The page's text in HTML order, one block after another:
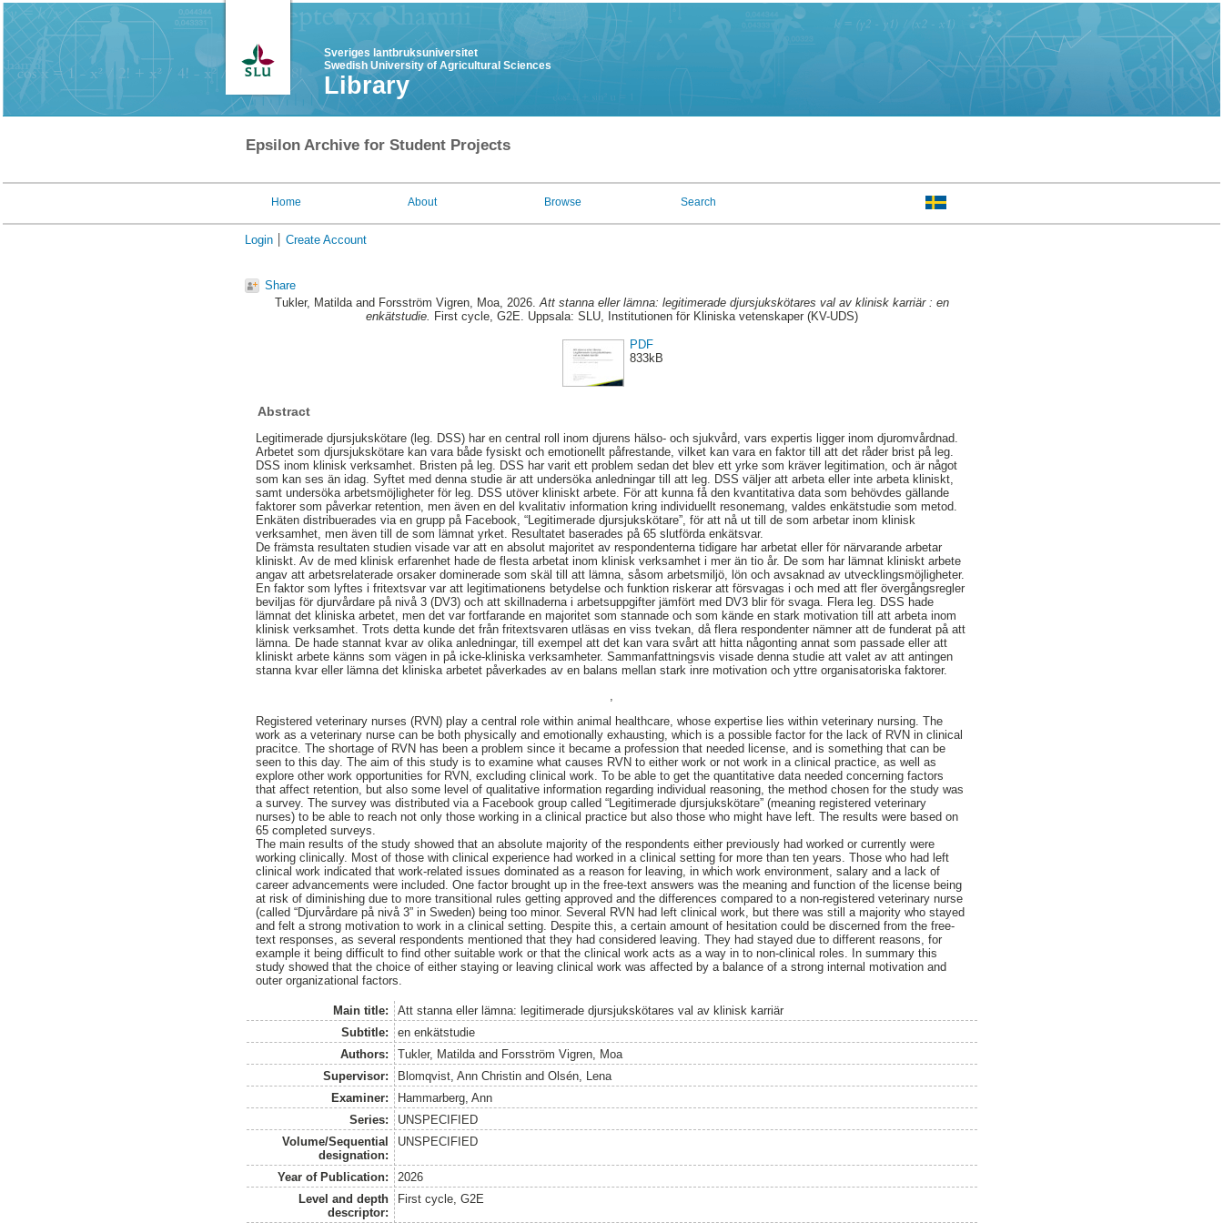
Sveriges lantbruksuniversitet
Swedish University of Agricultural Sciences
Library
Epsilon Archive for Student Projects
Home About Browse Search
Login Create Account
Share
Tukler, Matildaand Forsström Vigren, Moa, 2026.Att stanna eller lämna: legitimerade djursjukskötares val av klinisk karriär : en
enkätstudie. First cycle, G2E. Uppsala: SLU, Institutionen för Kliniska vetenskaper (KV-UDS)
PDF
833kB
Abstract
Legitimerade djursjukskötare (leg. DSS) har en central roll inom djurens hälso- och sjukvård, vars expertis ligger inom djuromvårdnad.
Arbetet som djursjukskötare kan vara både fysiskt och emotionellt påfrestande, vilket kan vara en faktor till att det råder brist på leg.
DSS inom klinisk verksamhet. Bristen på leg. DSS har varit ett problem sedan det blev ett yrke som kräver legitimation, och är något
som kan ses än idag. Syftet med denna studie är att undersöka anledningar till att leg. DSS väljer att arbeta eller inte arbeta kliniskt,
samt undersöka arbetsmöjligheter för leg. DSS utöver kliniskt arbete. För att kunna få den kvantitativa data som behövdes gällande
faktorer som påverkar retention, men även en del kvalitativ information kring individuellt resonemang, valdes enkätstudie som metod.
Enkäten distribuerades via en grupp på Facebook, “Legitimerade djursjukskötare”, för att nå ut till de som arbetar inom klinisk
verksamhet, men även till de som lämnat yrket. Resultatet baserades på 65 slutförda enkätsvar.
De främsta resultaten studien visade var att en absolut majoritet av respondenterna tidigare har arbetat eller för närvarande arbetar
kliniskt. Av de med klinisk erfarenhet hade de flesta arbetat inom klinisk verksamhet i mer än tio år. De som har lämnat kliniskt arbete
angav att arbetsrelaterade orsaker dominerade som skäl till att lämna, såsom arbetsmiljö, lön och avsaknad av utvecklingsmöjligheter.
En faktor som lyftes i fritextsvar var att legitimationens betydelse och funktion riskerar att försvagas i och med att fler övergångsregler
beviljas för djurvårdare på nivå 3 (DV3) och att skillnaderna i arbetsuppgifter jämfört med DV3 blir för svaga. Flera leg. DSS hade
lämnat det kliniska arbetet, men det var fortfarande en majoritet som stannade och som kände en stark motivation till att arbeta inom
klinisk verksamhet. Trots detta kunde det från fritextsvaren utläsas en viss tvekan, då flera respondenter nämner att de funderat på att
lämna. De hade stannat kvar av olika anledningar, till exempel att det kan vara svårt att hitta någonting annat som passade eller att
kliniskt arbete känns som vägen in på icke-kliniska verksamheter. Sammanfattningsvis visade denna studie att valet av att antingen
stanna kvar eller lämna det kliniska arbetet påverkades av en balans mellan stark inre motivation och yttre organisatoriska faktorer.
Registered veterinary nurses (RVN) play a central role within animal healthcare, whose expertise lies within veterinary nursing. The
work as a veterinary nurse can be both physically and emotionally exhausting, which is a possible factor for the lack of RVN in clinical
pracitce. The shortage of RVN has been a problem since it became a profession that needed license, and is something that can be
seen to this day. The aim of this study is to examine what causes RVN to either work or not work in a clinical practice, as well as
explore other work opportunities for RVN, excluding clinical work. To be able to get the quantitative data needed concerning factors
that affect retention, but also some level of qualitative information regarding individual reasoning, the method chosen for the study was
a survey. The survey was distributed via a Facebook group called “Legitimerade djursjukskötare” (meaning registered veterinary
nurses) to be able to reach not only those working in a clinical practice but also those who might have left. The results were based on
65 completed surveys.
The main results of the study showed that an absolute majority of the respondents either previously had worked or currently were
working clinically. Most of those with clinical experience had worked in a clinical setting for more than ten years. Those who had left
clinical work indicated that work-related issues dominated as a reason for leaving, in which work environment, salary and a lack of
career advancements were included. One factor brought up in the free-text answers was the meaning and function of the license being
at risk of diminishing due to more transitional rules getting approved and the differences compared to a non-registered veterinary nurse
(called “Djurvårdare på nivå 3” in Sweden) being too minor. Several RVN had left clinical work, but there was still a majority who stayed
and felt a strong motivation to work in a clinical setting. Despite this, a certain amount of hesitation could be discerned from the free-
text responses, as several respondents mentioned that they had considered leaving. They had stayed due to different reasons, for
example it being difficult to find other suitable work or that the clinical work acts as a way in to non-clinical roles. In summary this
study showed that the choice of either staying or leaving clinical work was affected by a balance of a strong internal motivation and
outer organizational factors.
Main title:
Att stanna eller lämna: legitimerade djursjukskötares val av klinisk karriär
Subtitle:
en enkätstudie
Authors:
Tukler, Matildaand Forsström Vigren, Moa
Supervisor:
Blomqvist, Ann Christinand Olsén, Lena
Examiner:
Hammarberg, Ann
Series:
UNSPECIFIED
Volume/Sequential
designation:
UNSPECIFIED
Year of Publication:
2026
Level and depth
descriptor:
First cycle, G2E